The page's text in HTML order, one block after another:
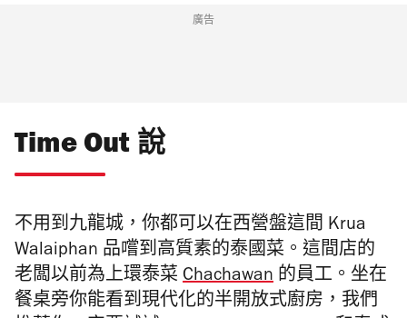
廣告
Time Out 說
不用到九龍城，你都可以在西營盤這間 Krua
Walaiphan 品嚐到高質素的泰國菜。這間店的
老闆以前為上環泰菜 Chachawan 的員工。坐在
餐桌旁你能看到現代化的半開放式廚房，我們